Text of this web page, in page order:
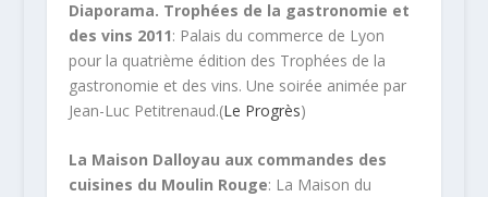
Diaporama. Trophées de la gastronomie et
des vins 2011: Palais du commerce de Lyon
pour la quatrième édition des Trophées de la
gastronomie et des vins. Une soirée animée par
Jean-Luc Petitrenaud.(Le Progrès)
La Maison Dalloyau aux commandes des
cuisines du Moulin Rouge: La Maison du